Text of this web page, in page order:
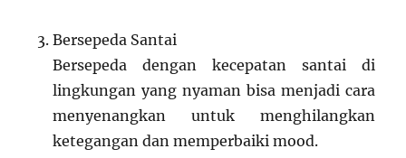
Bersepeda Santai
Bersepeda dengan kecepatan santai di
lingkungan yang nyaman bisa menjadi cara
menyenangkan untuk menghilangkan
ketegangan dan memperbaiki mood.